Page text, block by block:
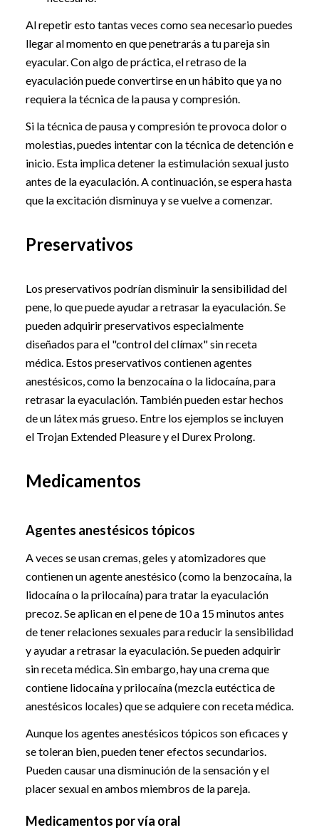
Al repetir esto tantas veces como sea necesario puedes
llegar al momento en que penetrarás a tu pareja sin
eyacular. Con algo de práctica, el retraso de la
eyaculación puede convertirse en un hábito que ya no
requiera la técnica de la pausa y compresión.
Si la técnica de pausa y compresión te provoca dolor o
molestias, puedes intentar con la técnica de detención e
inicio. Esta implica detener la estimulación sexual justo
antes de la eyaculación. A continuación, se espera hasta
que la excitación disminuya y se vuelve a comenzar.
Preservativos
Los preservativos podrían disminuir la sensibilidad del
pene, lo que puede ayudar a retrasar la eyaculación. Se
pueden adquirir preservativos especialmente
diseñados para el "control del clímax" sin receta
médica. Estos preservativos contienen agentes
anestésicos, como la benzocaína o la lidocaína, para
retrasar la eyaculación. También pueden estar hechos
de un látex más grueso. Entre los ejemplos se incluyen
el Trojan Extended Pleasure y el Durex Prolong.
Medicamentos
Agentes anestésicos tópicos
A veces se usan cremas, geles y atomizadores que
contienen un agente anestésico (como la benzocaína, la
lidocaína o la prilocaína) para tratar la eyaculación
precoz. Se aplican en el pene de 10 a 15 minutos antes
de tener relaciones sexuales para reducir la sensibilidad
y ayudar a retrasar la eyaculación. Se pueden adquirir
sin receta médica. Sin embargo, hay una crema que
contiene lidocaína y prilocaína (mezcla eutéctica de
anestésicos locales) que se adquiere con receta médica.
Aunque los agentes anestésicos tópicos son eficaces y
se toleran bien, pueden tener efectos secundarios.
Pueden causar una disminución de la sensación y el
placer sexual en ambos miembros de la pareja.
Medicamentos por vía oral